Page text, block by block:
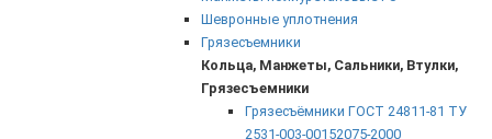
Шевронные уплотнения
Грязесъемники
Кольца, Манжеты, Сальники, Втулки,
Грязесъемники
Грязесъёмники ГОСТ 24811-81 ТУ
2531-003-00152075-2000